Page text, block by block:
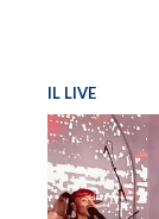
IL LIVE